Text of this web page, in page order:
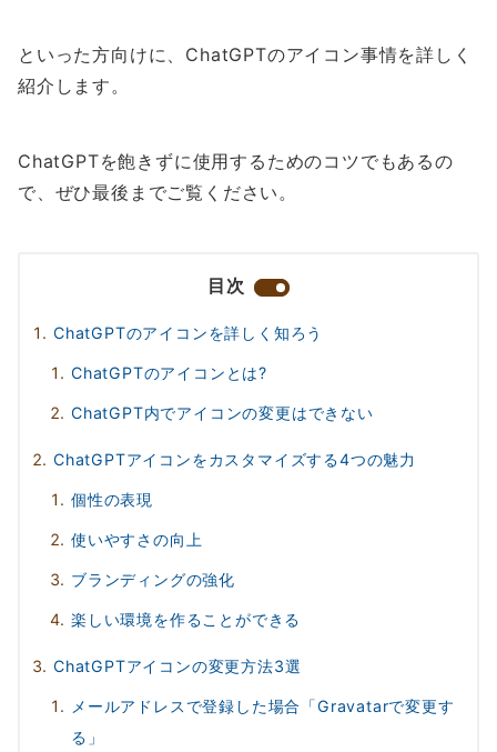
といった方向けに、ChatGPTのアイコン事情を詳しく
紹介します。
ChatGPTを飽きずに使用するためのコツでもあるの
で、ぜひ最後までご覧ください。
目次
ChatGPTのアイコンを詳しく知ろう
ChatGPTのアイコンとは?
ChatGPT内でアイコンの変更はできない
ChatGPTアイコンをカスタマイズする4つの魅力
個性の表現
使いやすさの向上
ブランディングの強化
楽しい環境を作ることができる
ChatGPTアイコンの変更方法3選
メールアドレスで登録した場合「Gravatarで変更す
る」